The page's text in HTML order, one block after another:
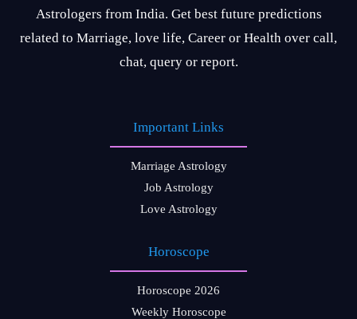
Astrologers from India. Get best future predictions
related to Marriage, love life, Career or Health over call,
chat, query or report.
Important Links
Marriage Astrology
Job Astrology
Love Astrology
Horoscope
Horoscope 2026
Weekly Horoscope